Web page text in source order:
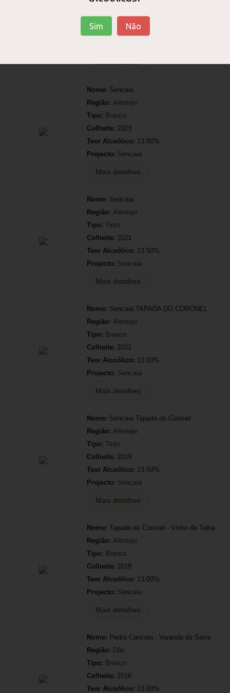
Colheita: 2019
Teor Alcoólico: 12.50%
Mais detalhes
Nome: Sericaia
Região: Alentejo
Tipo: Branco
Colheita: 2023
Teor Alcoólico: 13.00%
Projecto: Sericaia
Mais detalhes
Nome: Sericaia
Região: Alentejo
Tipo: Tinto
Colheita: 2021
Teor Alcoólico: 13.50%
Projecto: Sericaia
Mais detalhes
Nome: Sericaia TAPADA DO CORONEL
Região: Alentejo
Tipo: Branco
Colheita: 2021
Teor Alcoólico: 13.00%
Projecto: Sericaia
Mais detalhes
Nome: Sericaia Tapada do Coronel
Região: Alentejo
Tipo: Tinto
Colheita: 2019
Teor Alcoólico: 13.50%
Projecto: Sericaia
Mais detalhes
Nome: Tapada do Coronel - Vinho de Talha
Região: Alentejo
Tipo: Branco
Colheita: 2018
Teor Alcoólico: 13.00%
Projecto: Sericaia
Mais detalhes
Nome: Pedra Cancela - Varanda da Serra
Região: Dão
Tipo: Branco
Colheita: 2016
Teor Alcoólico: 13.00%
Sim Não